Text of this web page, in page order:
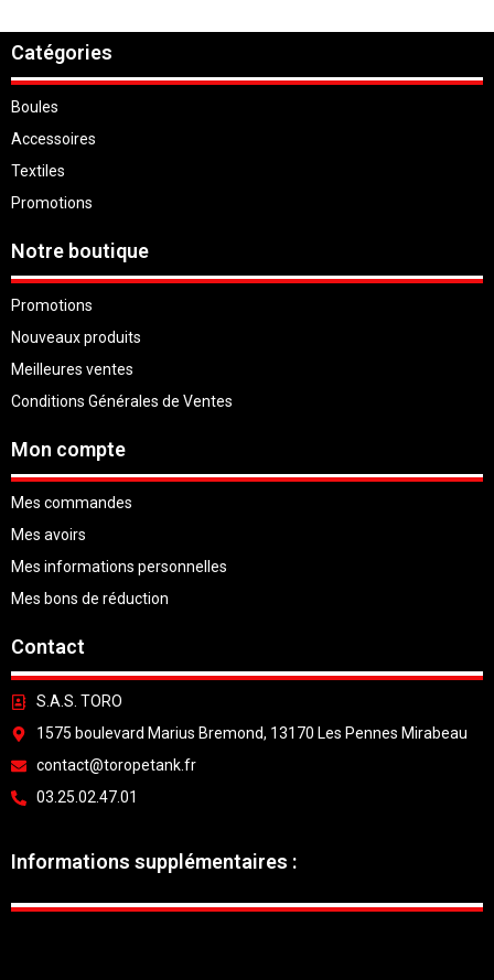
Catégories
Boules
Accessoires
Textiles
Promotions
Notre boutique
Promotions
Nouveaux produits
Meilleures ventes
Conditions Générales de Ventes
Mon compte
Mes commandes
Mes avoirs
Mes informations personnelles
Mes bons de réduction
Contact
S.A.S. TORO
1575 boulevard Marius Bremond, 13170 Les Pennes Mirabeau
contact@toropetank.fr
03.25.02.47.01
Informations supplémentaires :